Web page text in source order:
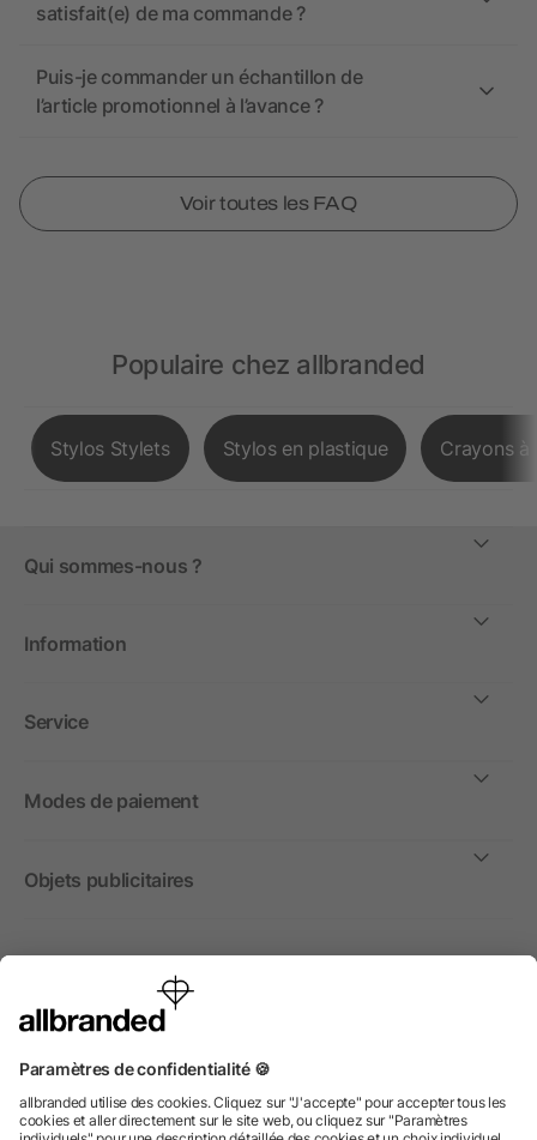
satisfait(e) de ma commande ?
Puis-je commander un échantillon de
l’article promotionnel à l’avance ?
Voir toutes les FAQ
Populaire chez allbranded
Stylos Stylets Stylos en plastique Crayons à
Qui sommes-nous ?
Information
Service
Modes de paiement
Objets publicitaires
International